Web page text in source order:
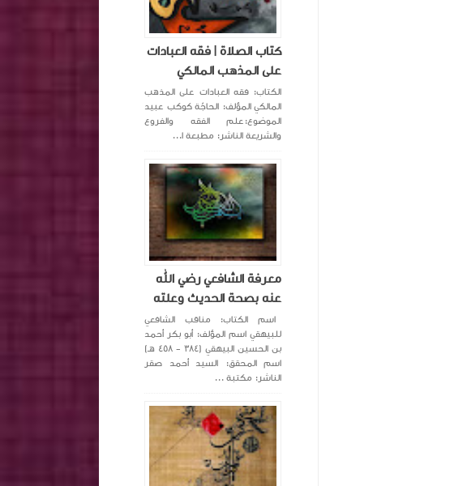
كتاب الصلاة | فقه العبادات
على المذهب المالكي
الكتاب: فقه العبادات على المذهب
المالكي المؤلف: الحاجّة كوكب عبيد
الموضوع:علم الفقه والفروع
والشريعة الناشر: مطبعة ا...
معرفة الشافعي رضي الله
عنه بصحة الحديث وعلته
اسم الكتاب: مناقب الشافعي
للبيهقي اسم المؤلف: أبو بكر أحمد
بن الحسين البيهقي (٣٨٤ - ٤٥٨ هـ)
اسم المحقق: السيد أحمد صقر
الناشر: مكتبة ...